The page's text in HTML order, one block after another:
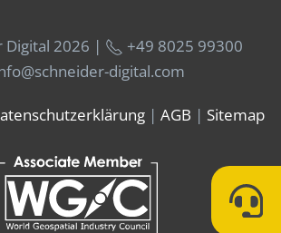
Digital 2026 |
+49 8025 99300
digital.com
| AGB | Sitemap